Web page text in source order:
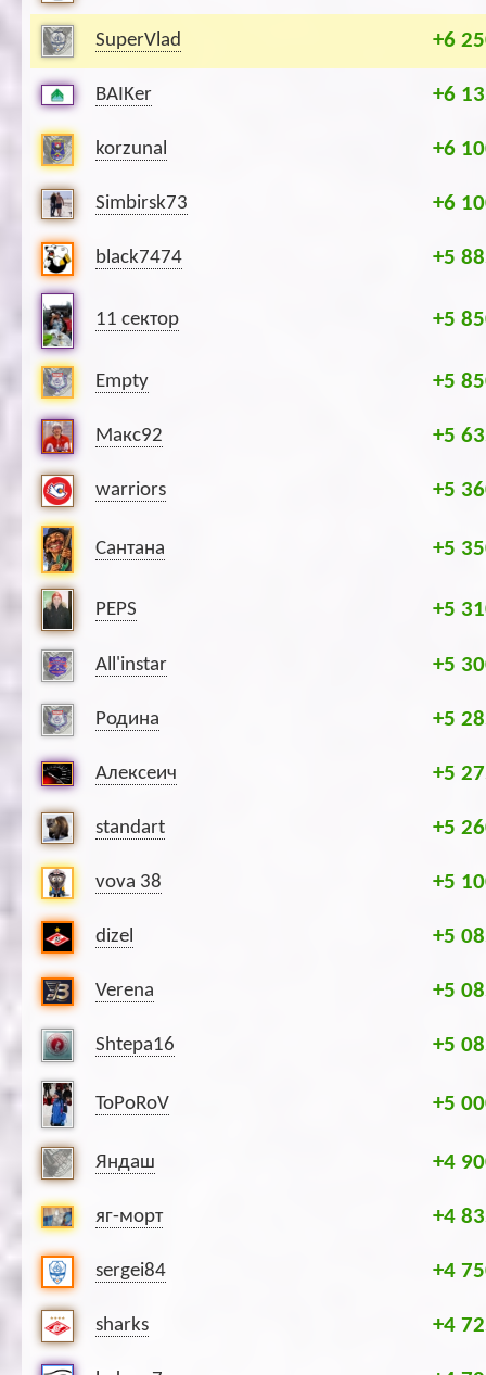
SuperVlad +6
BAIKer +6
korzunal +6
Simbirsk73 +6
black7474 +5
11 сектор +5
Empty +5
Макс92 +5
warriors +5
Сантана +5
PEPS +5
All'instar +5
Родина +5
Алексеич +5
standart +5
vova 38 +5
dizel +5
Verena +5
Shtepa16 +5
ToPoRoV +5
Яндаш +4
яг-морт +4
sergei84 +4
sharks +4